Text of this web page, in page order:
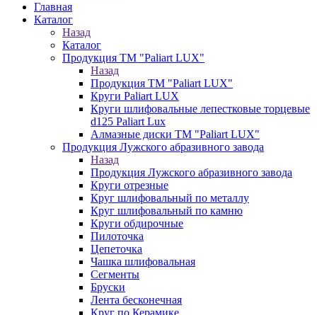
Главная
Каталог
Назад
Каталог
Продукция ТМ "Paliart LUX"
Назад
Продукция ТМ "Paliart LUX"
Круги Paliart LUX
Круги шлифовальные лепестковые торцевые
d125 Paliart Lux
Алмазные диски ТМ "Paliart LUX"
Продукция Лужского абразивного завода
Назад
Продукция Лужского абразивного завода
Круги отрезные
Круг шлифовальный по металлу
Круг шлифовальный по камню
Круги обдирочные
Пилоточка
Цепеточка
Чашка шлифовальная
Сегменты
Бруски
Лента бесконечная
Круг по Керамике